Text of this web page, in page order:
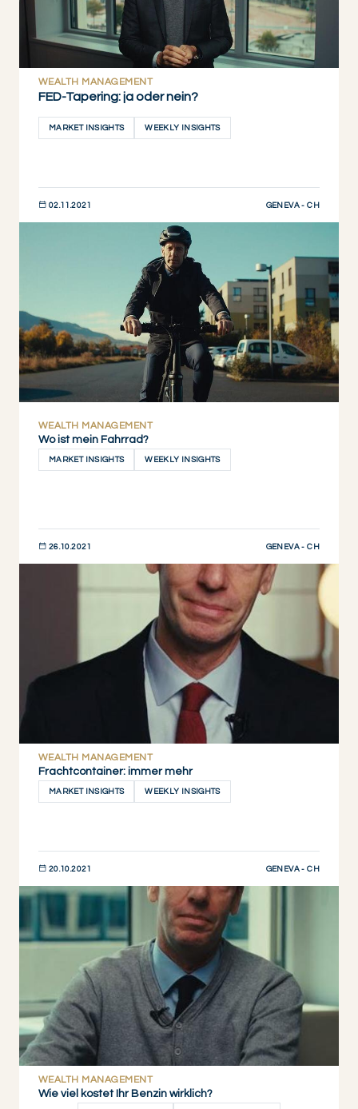
WEALTH MANAGEMENT
FED-Tapering: ja oder nein?
MARKET INSIGHTS WEEKLY INSIGHTS
02.11.2021 GENEVA - CH
WEALTH MANAGEMENT
Wo ist mein Fahrrad?
MARKET INSIGHTS WEEKLY INSIGHTS
26.10.2021 GENEVA - CH
WEALTH MANAGEMENT
Frachtcontainer: immer mehr
MARKET INSIGHTS WEEKLY INSIGHTS
20.10.2021 GENEVA - CH
WEALTH MANAGEMENT
Wie viel kostet Ihr Benzin wirklich?